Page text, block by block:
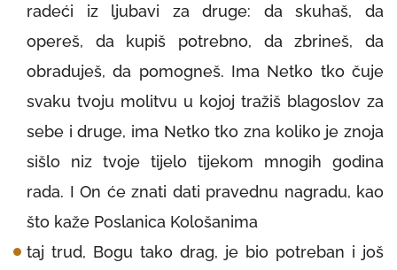
radeći iz ljubavi za druge: da skuhaš, da
opereš, da kupiš potrebno, da zbrineš, da
obraduješ, da pomogneš. Ima Netko tko čuje
svaku tvoju molitvu u kojoj tražiš blagoslov za
sebe i druge, ima Netko tko zna koliko je znoja
sišlo niz tvoje tijelo tijekom mnogih godina
rada. I On će znati dati pravednu nagradu, kao
što kaže Poslanica Kološanima
taj trud, Bogu tako drag, je bio potreban i još